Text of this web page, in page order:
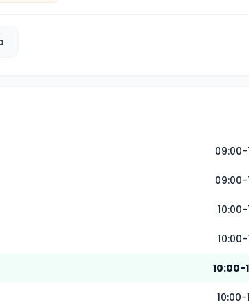
09:00-
09:00-
10:00-
10:00-
10:00-
10:00-